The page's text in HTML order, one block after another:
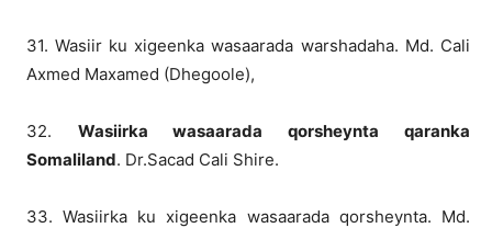
31. Wasiir ku xigeenka wasaarada warshadaha. Md. Cali
Axmed Maxamed (Dhegoole),
32. Wasiirka wasaarada qorsheynta qaranka
Somaliland. Dr.Sacad Cali Shire.
33. Wasiirka ku xigeenka wasaarada qorsheynta. Md.